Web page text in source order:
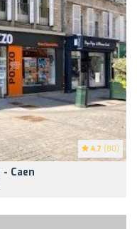
4.7 (80)
- Caen